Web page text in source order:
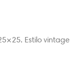
Estilo vintage